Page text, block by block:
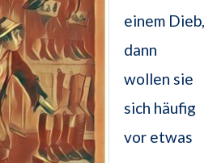
einem Dieb,
dann
wollen sie
sich häufig
vor etwas